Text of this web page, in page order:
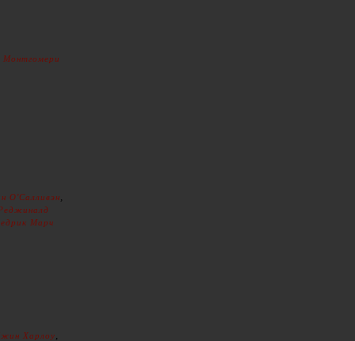
Монтгомери
О'Салливэн
Марч
Харлоу